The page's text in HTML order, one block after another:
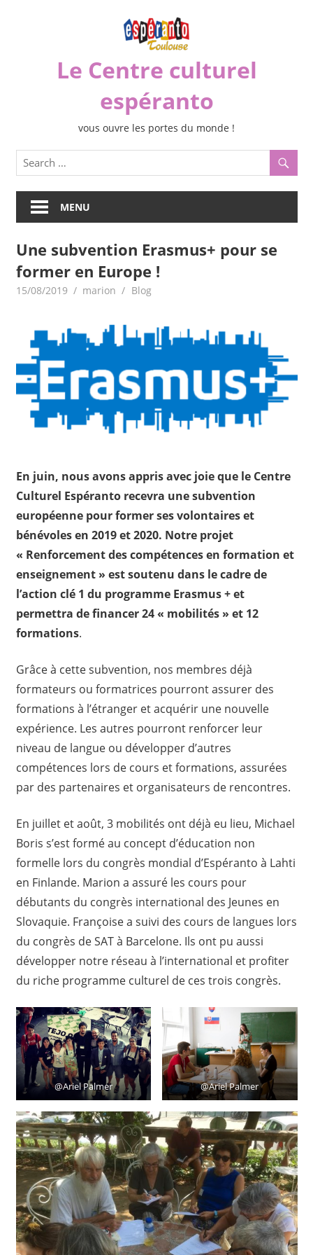
Le Centre culturel
espéranto
vous ouvre les portes du monde !
MENU
Une subvention Erasmus+ pour se
former en Europe !
15/08/2019 marion Blog
En juin, nous avons appris avec joie que le Centre
Culturel Espéranto recevra une subvention
européenne pour former ses volontaires et
bénévoles en 2019 et 2020. Notre projet
« Renforcement des compétences en formation et
enseignement » est soutenu dans le cadre de
l’action clé 1 du programme Erasmus + et
permettra de financer 24 « mobilités » et 12
formations.
Grâce à cette subvention, nos membres déjà
formateurs ou formatrices pourront assurer des
formations à l’étranger et acquérir une nouvelle
expérience. Les autres pourront renforcer leur
niveau de langue ou développer d’autres
compétences lors de cours et formations, assurées
par des partenaires et organisateurs de rencontres.
En juillet et août, 3 mobilités ont déjà eu lieu, Michael
Boris s’est formé au concept d’éducation non
formelle lors du congrès mondial d’Espéranto à Lahti
en Finlande. Marion a assuré les cours pour
débutants du congrès international des Jeunes en
Slovaquie. Françoise a suivi des cours de langues lors
du congrès de SAT à Barcelone. Ils ont pu aussi
développer notre réseau à l’international et profiter
du riche programme culturel de ces trois congrès.
@Ariel Palmer @Ariel Palmer